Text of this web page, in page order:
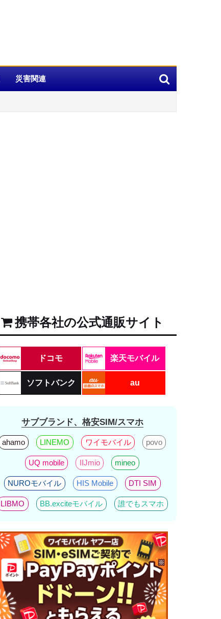
災害関連
携帯各社の公式通販サイト
ドコモ 楽天モバイル
ソフトバンク au
サブブランド、格安SIM/スマホ
ahamo LINEMO ワイモバイル povo
UQ mobile IIJmio mineo
NUROモバイル HIS Mobile DTI SIM
LIBMO BB.exciteモバイル 誰でもスマホ